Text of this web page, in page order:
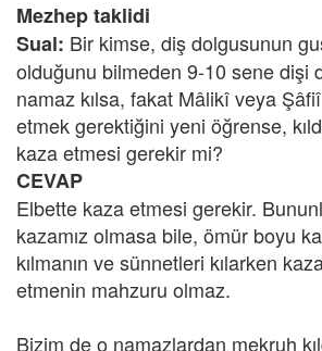
Mezhep taklidi
Sual: Bir kimse, diş dolgusunun
olduğunu bilmeden 9-10 sene dişi
namaz kılsa, fakat Mâlikî veya
etmek gerektiğini yeni öğrense,
kaza etmesi gerekir mi?
CEVAP
Elbette kaza etmesi gerekir.
kazamız olmasa bile, ömür boyu
kılmanın ve sünnetleri kılarken
etmenin mahzuru olmaz.
Bizim de o namazlardan mekruh